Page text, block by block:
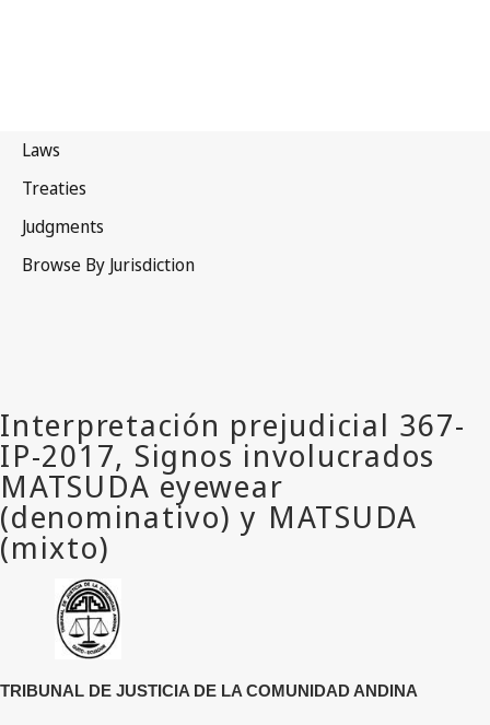
TRIBUNAL DE JUSTICIA DE LA COMUNIDAD ANDINA